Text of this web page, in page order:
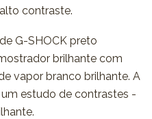
contraste.
G-SHOCK preto
brilhante com
vapor branco brilhante. A
estudo de contrastes -